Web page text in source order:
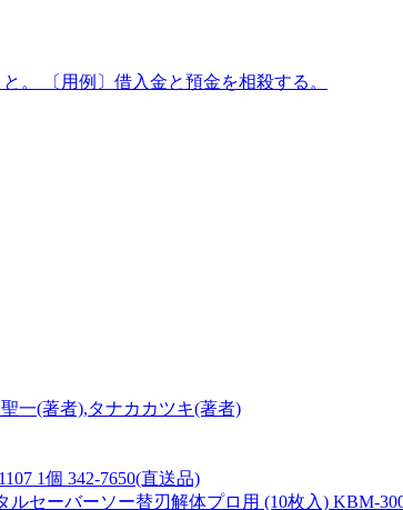
。 〔用例〕借入金と預金を相殺する。
一(著者),タナカカツキ(著者)
1個 342-7650(直送品)
セーバーソー替刃解体プロ用 (10枚入) KBM-